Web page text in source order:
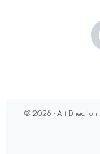
© 2026 - Art Direction